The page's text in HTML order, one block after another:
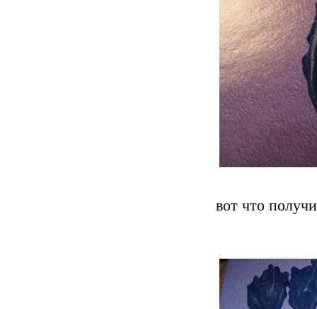
вот что